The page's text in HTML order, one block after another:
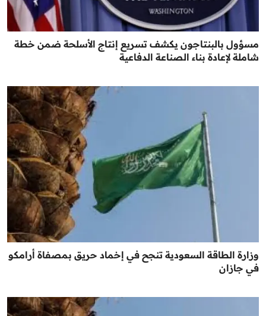
مسؤول بالبنتاجون يكشف تسريع إنتاج الأسلحة ضمن خطة
شاملة لإعادة بناء الصناعة الدفاعية
وزارة الطاقة السعودية تنجح في إخماد حريق بمصفاة أرامكو
في جازان